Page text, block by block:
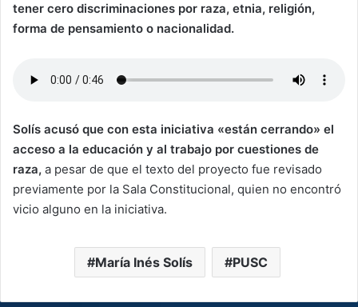
tener cero discriminaciones por raza, etnia, religión,
forma de pensamiento o nacionalidad.
Solís acusó que con esta iniciativa «están cerrando» el
acceso a la educación y al trabajo por cuestiones de
raza, a pesar de que el texto del proyecto fue revisado
previamente por la Sala Constitucional, quien no encontró
vicio alguno en la iniciativa.
María Inés Solís PUSC